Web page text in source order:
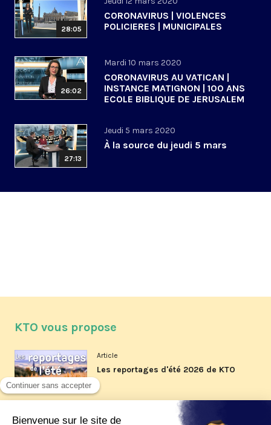
28:05
CORONAVIRUS | VIOLENCES
POLICIERES | MUNICIPALES
26:02
Mardi 10 mars 2020
CORONAVIRUS AU VATICAN |
INSTANCE MATIGNON | 100 ANS
ECOLE BIBLIQUE DE JERUSALEM
27:13
Jeudi 5 mars 2020
À la source du jeudi 5 mars
KTO vous propose
Article
Les reportages d'été 2026 de KTO